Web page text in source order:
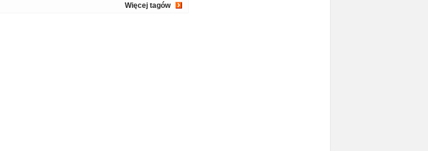
Więcej tagów